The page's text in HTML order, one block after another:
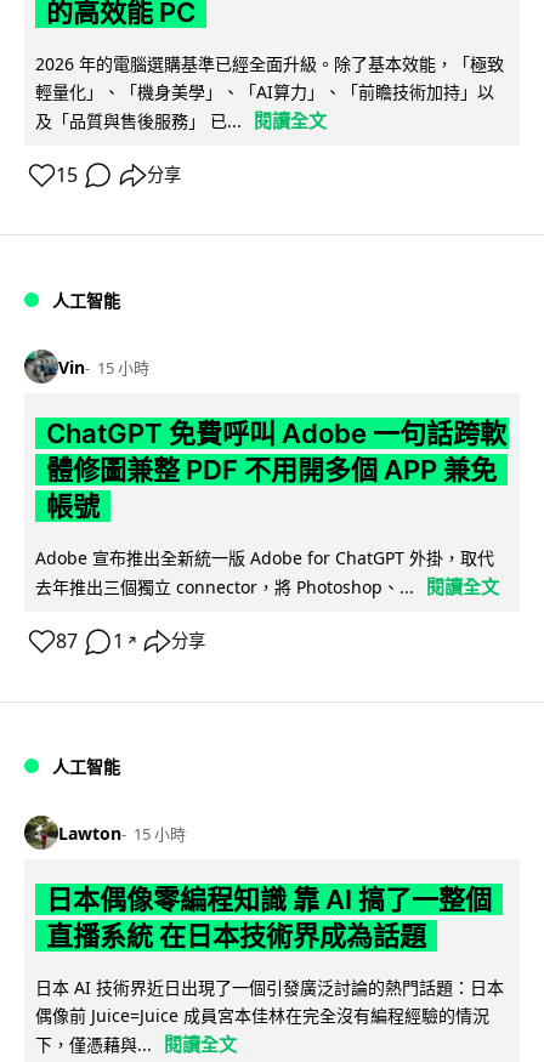
的高效能 PC
2026 年的電腦選購基準已經全面升級。除了基本效能，「極致
輕量化」、「機身美學」、「AI算力」、「前瞻技術加持」以
及「品質與售後服務」 已...
閱讀全文
15 分享
人工智能
Vin 15 小時
ChatGPT 免費呼叫 Adobe 一句話跨軟
體修圖兼整 PDF 不用開多個 APP 兼免
帳號
Adobe 宣布推出全新統一版 Adobe for ChatGPT 外掛，取代
去年推出三個獨立 connector，將 Photoshop、...
閱讀全文
87 1 ↗ 分享
人工智能
Lawton 15 小時
日本偶像零編程知識 靠 AI 搞了一整個
直播系統 在日本技術界成為話題
日本 AI 技術界近日出現了一個引發廣泛討論的熱門話題：日本
偶像前 Juice=Juice 成員宮本佳林在完全沒有編程經驗的情況
下，僅憑藉與...
閱讀全文